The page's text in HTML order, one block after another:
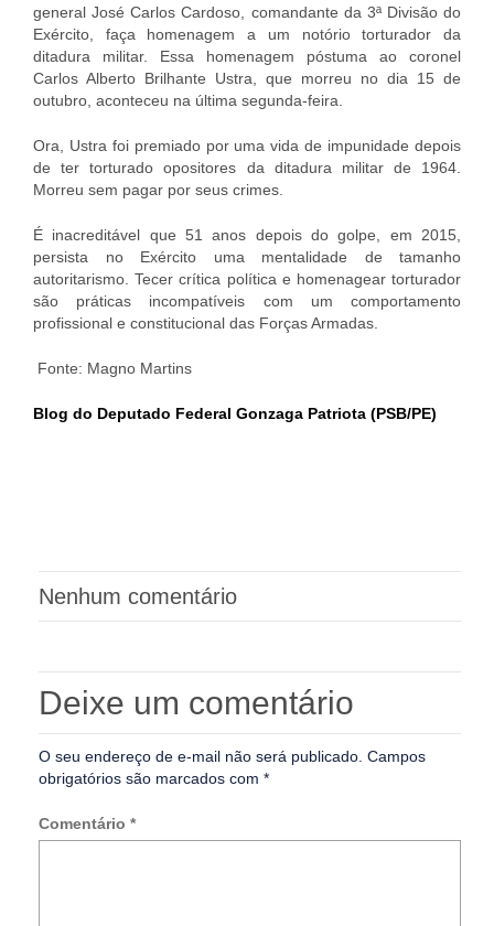
general José Carlos Cardoso, comandante da 3ª Divisão do
Exército, faça homenagem a um notório torturador da
ditadura militar. Essa homenagem póstuma ao coronel
Carlos Alberto Brilhante Ustra, que morreu no dia 15 de
outubro, aconteceu na última segunda-feira.
Ora, Ustra foi premiado por uma vida de impunidade depois
de ter torturado opositores da ditadura militar de 1964.
Morreu sem pagar por seus crimes.
É inacreditável que 51 anos depois do golpe, em 2015,
persista no Exército uma mentalidade de tamanho
autoritarismo. Tecer crítica política e homenagear torturador
são práticas incompatíveis com um comportamento
profissional e constitucional das Forças Armadas.
Fonte: Magno Martins
Blog do Deputado Federal Gonzaga Patriota (PSB/PE)
Nenhum comentário
Deixe um comentário
O seu endereço de e-mail não será publicado. Campos
obrigatórios são marcados com *
Comentário *